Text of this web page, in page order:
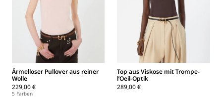
Ärmelloser Pullover aus reiner
Wolle
229,00 €
5 Farben
Top aus Viskose mit Trompe-
l’Oeil-Optik
289,00 €